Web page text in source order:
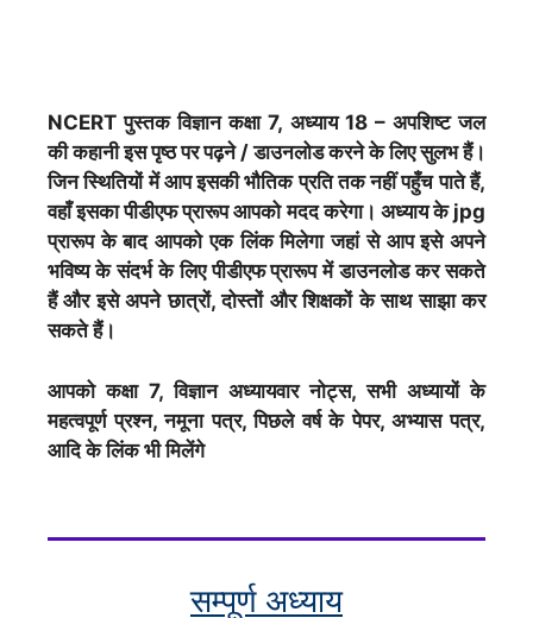
NCERT पुस्तक विज्ञान कक्षा 7, अध्याय 18 – अपशिष्ट जल
की कहानी इस पृष्ठ पर पढ़ने / डाउनलोड करने के लिए सुलभ हैं।
जिन स्थितियों में आप इसकी भौतिक प्रति तक नहीं पहुँच पाते हैं,
वहाँ इसका पीडीएफ प्रारूप आपको मदद करेगा। अध्याय के jpg
प्रारूप के बाद आपको एक लिंक मिलेगा जहां से आप इसे अपने
भविष्य के संदर्भ के लिए पीडीएफ प्रारूप में डाउनलोड कर सकते
हैं और इसे अपने छात्रों, दोस्तों और शिक्षकों के साथ साझा कर
सकते हैं।
आपको कक्षा 7, विज्ञान अध्यायवार नोट्स, सभी अध्यायों के
महत्वपूर्ण प्रश्न, नमूना पत्र, पिछले वर्ष के पेपर, अभ्यास पत्र,
आदि के लिंक भी मिलेंगे
सम्पूर्ण अध्याय